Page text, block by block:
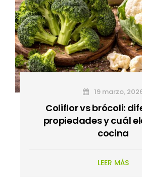
19 marzo,
Coliflor vs brócoli:
propiedades y cuál
cocina
LEER MÁS